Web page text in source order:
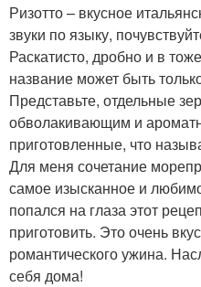
Ризотто – вкусное
звуки по языку,
Раскатисто, дробно и в
название может быть
Представьте, отдельные
обволакивающим и
приготовленные, что
Для меня сочетание
самое изысканное и
попался на глаза этот
приготовить. Это очень
романтического ужина.
себя дома!